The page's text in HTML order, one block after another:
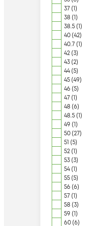
37 (1)
38 (1)
38.5 (1)
40 (42)
40.7 (1)
42 (3)
43 (2)
44 (5)
45 (49)
46 (5)
47 (1)
48 (6)
48.5 (1)
49 (1)
50 (27)
51 (5)
52 (1)
53 (3)
54 (1)
55 (5)
56 (6)
57 (1)
58 (3)
59 (1)
60 (6)